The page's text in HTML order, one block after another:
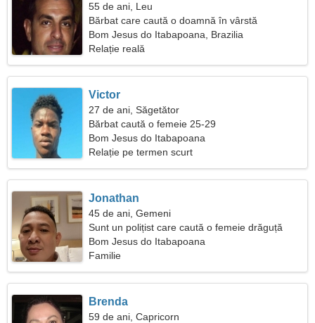
55 de ani, Leu
Bărbat care caută o doamnă în vârstă
Bom Jesus do Itabapoana, Brazilia
Relație reală
Victor
27 de ani, Săgetător
Bărbat caută o femeie 25-29
Bom Jesus do Itabapoana
Relație pe termen scurt
Jonathan
45 de ani, Gemeni
Sunt un polițist care caută o femeie drăguță
Bom Jesus do Itabapoana
Familie
Brenda
59 de ani, Capricorn